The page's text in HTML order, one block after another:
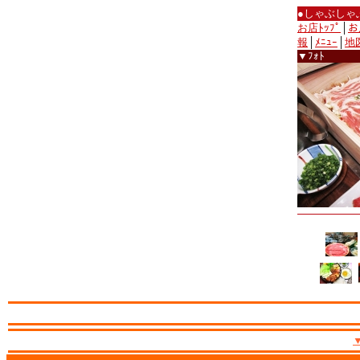
●しゃぶし
お店ﾄｯﾌﾟ
報
ﾒﾆｭｰ
地
▼ﾌｫﾄ